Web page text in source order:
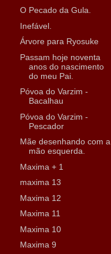
O Pecado da Gula.
Inefável.
Árvore para Ryosuke
Passam hoje noventa
anos do nascimento
do meu Pai.
Póvoa do Varzim -
Bacalhau
Póvoa do Varzim -
Pescador
Mãe desenhando com a
mão esquerda.
Maxima + 1
maxima 13
Maxima 12
Maxima 11
Maxima 10
Maxima 9